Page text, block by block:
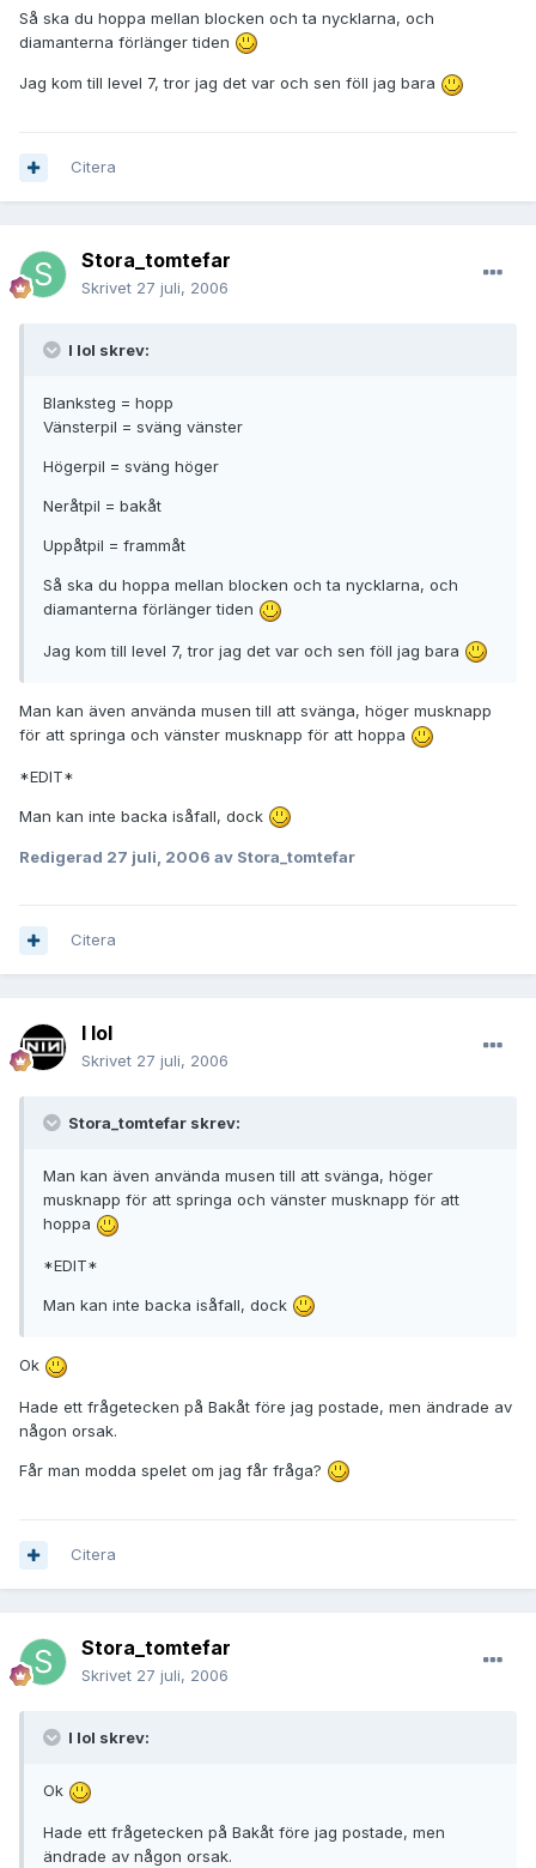
Så ska du hoppa mellan blocken och ta nycklarna, och
diamanterna förlänger tiden
Jag kom till level 7, tror jag det var och sen föll jag bara
Citera
Stora_tomtefar
Skrivet 27 juli, 2006
I lol skrev:
Blanksteg = hopp
Vänsterpil = sväng vänster
Högerpil = sväng höger
Neråtpil = bakåt
Uppåtpil = frammåt
Så ska du hoppa mellan blocken och ta nycklarna, och
diamanterna förlänger tiden
Jag kom till level 7, tror jag det var och sen föll jag bara
Man kan även använda musen till att svänga, höger musknapp
för att springa och vänster musknapp för att hoppa
*EDIT*
Man kan inte backa isåfall, dock
Redigerad 27 juli, 2006 av Stora_tomtefar
Citera
I lol
Skrivet 27 juli, 2006
Stora_tomtefar skrev:
Man kan även använda musen till att svänga, höger
musknapp för att springa och vänster musknapp för att
hoppa
*EDIT*
Man kan inte backa isåfall, dock
Ok
Hade ett frågetecken på Bakåt före jag postade, men ändrade av
någon orsak.
Får man modda spelet om jag får fråga?
Citera
Stora_tomtefar
Skrivet 27 juli, 2006
I lol skrev:
Ok
Hade ett frågetecken på Bakåt före jag postade, men
ändrade av någon orsak.